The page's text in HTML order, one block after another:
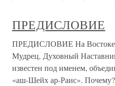
ПРЕДИСЛОВИЕ
ПРЕДИСЛОВИЕ На Востоке
Мудрец, Духовный
известен под именем,
«аш-Шейх ар-Раис».